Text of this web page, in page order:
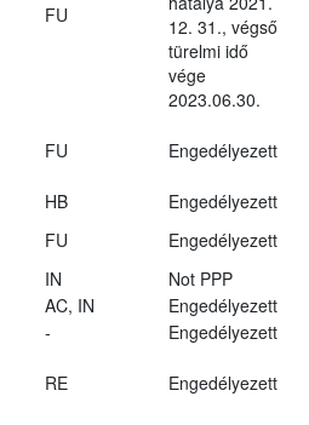
FU
12. 31., végső
türelmi idő
vége
2023.06.30.
FU Engedélyezett
HB
Engedélyezett
FU
Engedélyezett
IN
Not PPP
AC, IN
Engedélyezett
-
Engedélyezett
RE Engedélyezett